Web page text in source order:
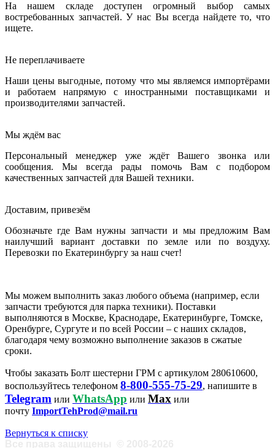
На нашем складе доступен огромный выбор самых
востребованных запчастей. У нас Вы всегда найдете то, что
ищете.
Не переплачиваете
Наши цены выгодные, потому что мы являемся импортёрами
и работаем напрямую с иностранными поставщиками и
производителями запчастей.
Мы ждём вас
Персональный менеджер уже ждёт Вашего звонка или
сообщения. Мы всегда рады помочь Вам с подбором
качественных запчастей для Вашей техники.
Доставим, привезём
Обозначьте где Вам нужны запчасти и мы предложим Вам
наилучший вариант доставки по земле или по воздуху.
Перевозки по Екатеринбургу за наш счет!
Мы можем выполнить заказ любого объема (например, если
запчасти требуются для парка техники). Поставки
выполняются в Москве, Краснодаре, Екатеринбурге, Томске,
Оренбурге, Сургуте и по всей России – с наших складов,
благодаря чему возможно выполнение заказов в сжатые
сроки.
Чтобы заказать Болт шестерни ГРМ с артикулом 280610600,
воспользуйтесь телефоном 8-800-555-75-29, напишите в
Telegram или WhatsApp или Max или
почту ImportTehProd@mail.ru
Вернуться к списку